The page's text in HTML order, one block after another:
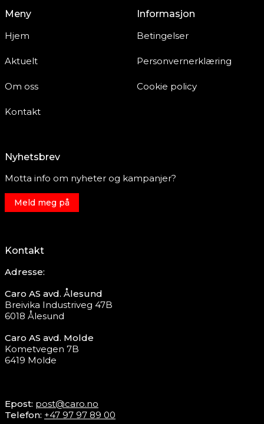
Meny
Hjem
Aktuelt
Om oss
Kontakt
Informasjon
Betingelser
Personvernerklæring
Cookie policy
Nyhetsbrev
Motta info om nyheter og kampanjer?
Meld meg på
Kontakt
Adresse:
Caro AS avd. Ålesund
Breivika Industriveg 47B
6018 Ålesund
Caro AS avd. Molde
Kometvegen 7B
6419 Molde
Epost: post@caro.no
Telefon: +47 97 97 89 00